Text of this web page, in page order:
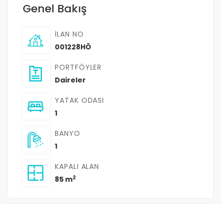
Genel Bakış
İLAN NO
001228HÖ
PORTFÖYLER
Daireler
YATAK ODASI
1
BANYO
1
KAPALI ALAN
85 m2